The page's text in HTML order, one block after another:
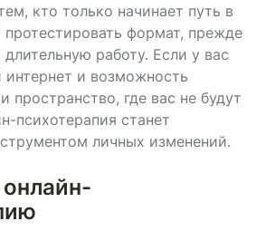
кто только начинает путь в
формат, прежде
работу. Если у вас
интернет и возможность
пространство, где вас не будут
психотерапия станет
личных изменений.
онлайн-